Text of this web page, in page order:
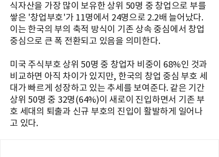
식자산을 가장 많이 보유한 상위 50명 중 창업으로 부를
쌓은 '창업부호'가 11명에서 24명으로 2.2배 늘어났다.
이는 한국의 부의 축적 방식이 기존 상속 중심에서 창업
중심으로 큰 폭 전환되고 있음을 의미한다.
미국 주식부호 상위 50명 중 창업자 비중이 68%인 것과
비교하면 아직 차이가 있지만, 한국의 창업 중심 부호 세
대가 빠르게 성장하고 있는 추세를 보여준다. 같은 기간
상위 50명 중 32명(64%)이 새로이 진입하면서 기존 부
호 세대의 퇴출과 신규 부호의 진입이 활발하게 일어나
고 있다.